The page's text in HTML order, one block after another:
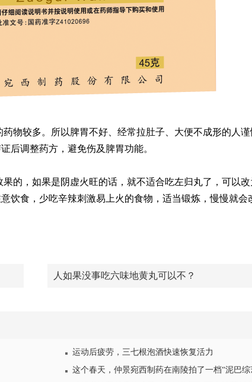
物较多。所以脾胃不好、经常拉肚子、大便不成形的人谨
后调整药方，避免伤及脾胃功能。
的，如果是阴虚火旺的话，就不适合吃左归丸了，可以改
饮食，少吃辛辣刺激易上火的食物，适当锻炼，慢慢就会
人如果没事吃六味地黄丸可以不？
运动后疲劳，三七根泡酒快速恢复活力
这个春天，仲景宛西制药在南陵拍了一档“泥巴综